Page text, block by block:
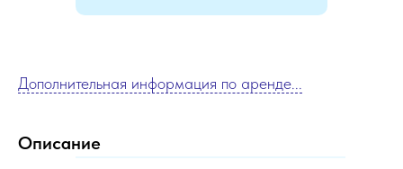
Дополнительная информация по аренде...
Описание